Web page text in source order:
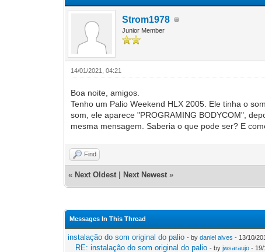
Strom1978
Junior Member
14/01/2021, 04:21
Boa noite, amigos.
Tenho um Palio Weekend HLX 2005. Ele tinha o
som, ele aparece "PROGRAMING BODYCOM",
mesma mensagem. Saberia o que pode ser? E
Find
« Next Oldest Next Newest »
Messages In This Thread
instalação do som original do palio - bydaniel alves - 13/10/
RE: instalação do som original do palio - byjwsaraujo - 19/